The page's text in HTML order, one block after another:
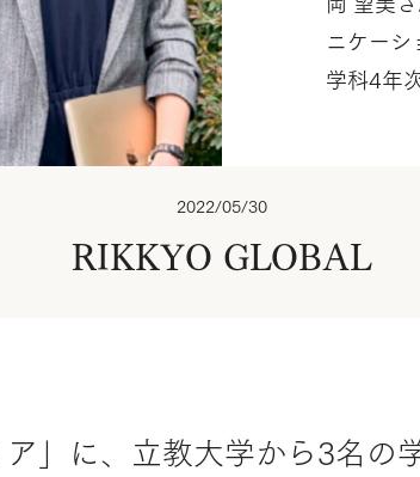
ニケー
学科4年次
2022/05/30
RIKKYO GLOBAL
」に、立教大学から3名の